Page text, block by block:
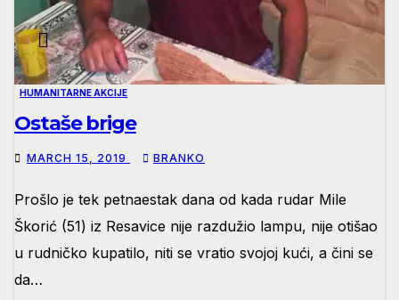
HUMANITARNE AKCIJE
Ostaše brige
MARCH 15, 2019 BRANKO
Prošlo je tek petnaestak dana od kada rudar Mile
Škorić (51) iz Resavice nije razdužio lampu, nije otišao
u rudničko kupatilo, niti se vratio svojoj kući, a čini se
da…